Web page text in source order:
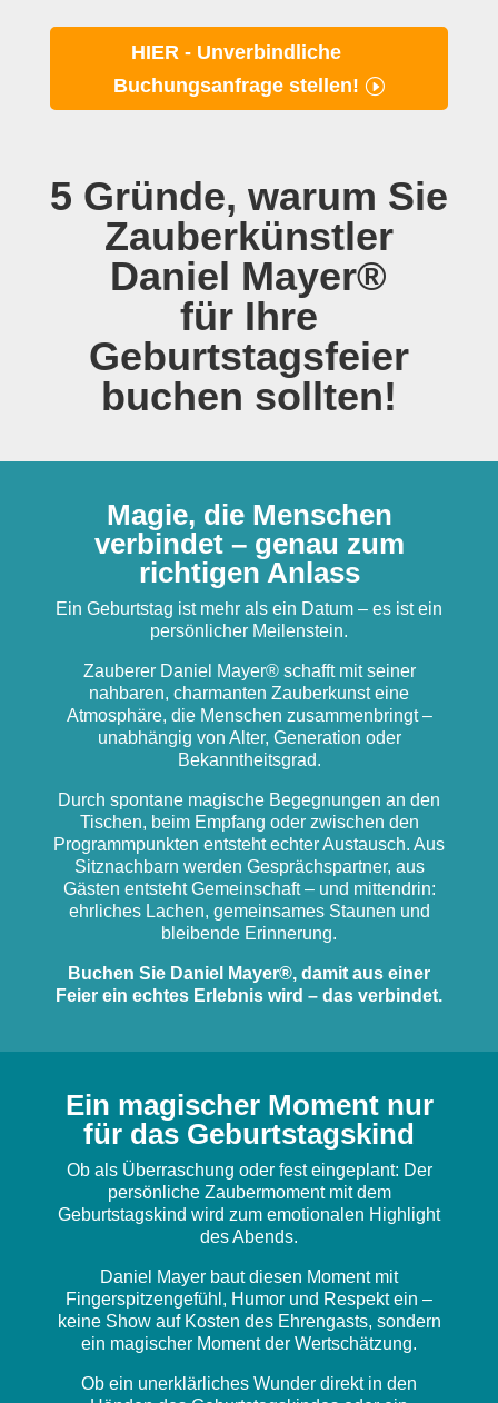
HIER - Unverbindliche
Buchungsanfrage stellen!
5 Gründe, warum Sie
Zauberkünstler
Daniel Mayer®
für Ihre
Geburtstagsfeier
buchen sollten!
Magie, die Menschen
verbindet – genau zum
richtigen Anlass
Ein Geburtstag ist mehr als ein Datum – es ist ein
persönlicher Meilenstein.
Zauberer Daniel Mayer® schafft mit seiner
nahbaren, charmanten Zauberkunst eine
Atmosphäre, die Menschen zusammenbringt –
unabhängig von Alter, Generation oder
Bekanntheitsgrad.
Durch spontane magische Begegnungen an den
Tischen, beim Empfang oder zwischen den
Programmpunkten entsteht echter Austausch. Aus
Sitznachbarn werden Gesprächspartner, aus
Gästen entsteht Gemeinschaft – und mittendrin:
ehrliches Lachen, gemeinsames Staunen und
bleibende Erinnerung.
Buchen Sie Daniel Mayer®, damit aus einer
Feier ein echtes Erlebnis wird – das verbindet.
Ein magischer Moment nur
für das Geburtstagskind
Ob als Überraschung oder fest eingeplant: Der
persönliche Zaubermoment mit dem
Geburtstagskind wird zum emotionalen Highlight
des Abends.
Daniel Mayer baut diesen Moment mit
Fingerspitzengefühl, Humor und Respekt ein –
keine Show auf Kosten des Ehrengasts, sondern
ein magischer Moment der Wertschätzung.
Ob ein unerklärliches Wunder direkt in den